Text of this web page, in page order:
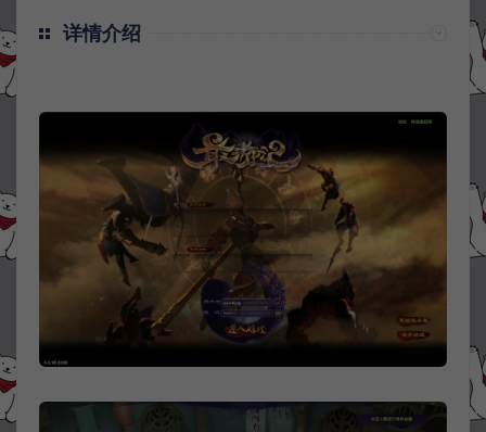
详情介绍